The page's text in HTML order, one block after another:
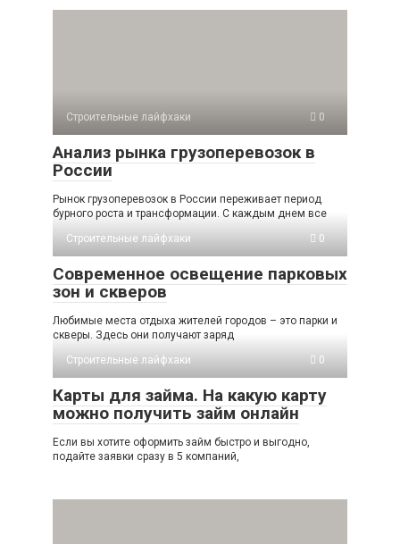
Строительные лайфхаки 0
Анализ рынка грузоперевозок в
России
Рынок грузоперевозок в России переживает период
бурного роста и трансформации. С каждым днем все
Строительные лайфхаки
0
Современное освещение парковых
зон и скверов
Любимые места отдыха жителей городов – это парки и
скверы. Здесь они получают заряд
Строительные лайфхаки
0
Карты для займа. На какую карту
можно получить займ онлайн
Если вы хотите оформить займ быстро и выгодно,
подайте заявки сразу в 5 компаний,